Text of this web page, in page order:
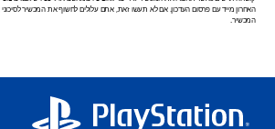
האחרון מייד עם פרסום העדכון. אם לא תעשו זאת, אתם עלולים לחשוף את המכשיר
המכשיר.